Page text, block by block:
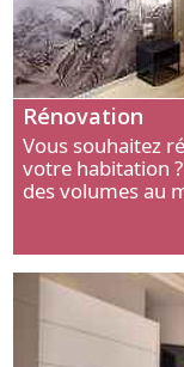
Rénovation
Vous souhaitez
votre habitation
des volumes au